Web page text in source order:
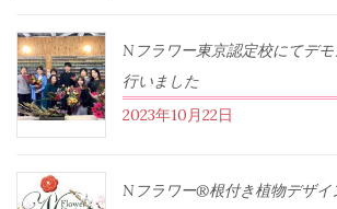
Nフラワー東京認定校にてデ
行いました
2023年10月22日
Nフラワー®根付き植物デザ